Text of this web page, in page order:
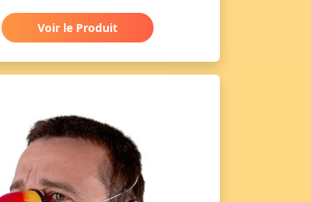
Voir le Produit